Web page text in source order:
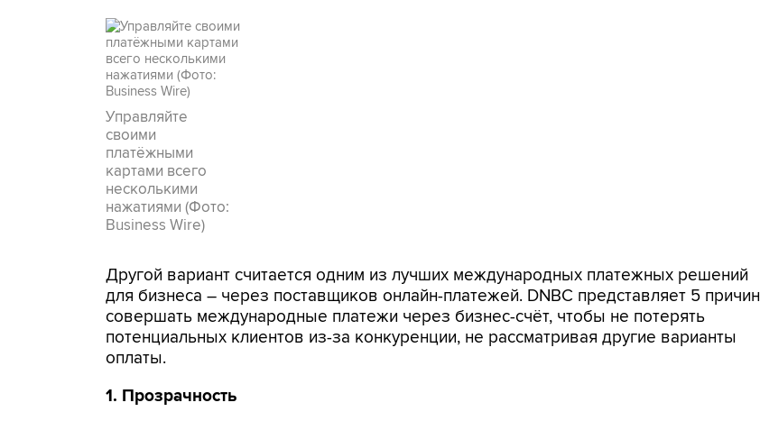
Управляйте
своими
платёжными
картами всего
несколькими
нажатиями (Фото:
Business Wire)
Другой вариант считается одним из лучших международных платежных решений
для бизнеса – через поставщиков онлайн-платежей. DNBC представляет 5 причин
совершать международные платежи через бизнес-счёт, чтобы не потерять
потенциальных клиентов из-за конкуренции, не рассматривая другие варианты
оплаты.
1. Прозрачность